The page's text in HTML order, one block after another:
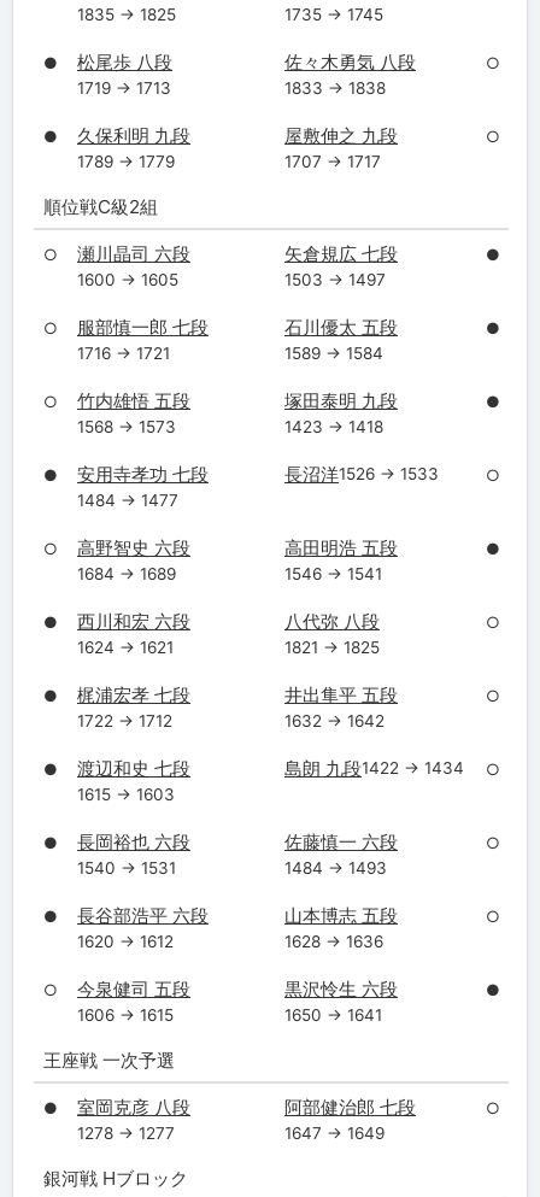
1835 → 1825 1735 → 1745
● 松尾歩 八段
1719 → 1713
佐々木勇気 八段
1833 → 1838
○
● 久保利明 九段
1789 → 1779
屋敷伸之 九段
1707 → 1717
○
順位戦C級2組
○ 瀬川晶司 六段
1600 → 1605
矢倉規広 七段
1503 → 1497
●
○ 服部慎一郎 七段
1716 → 1721
石川優太 五段
1589 → 1584
●
○ 竹内雄悟 五段
1568 → 1573
塚田泰明 九段
1423 → 1418
●
● 安用寺孝功 七段
1484 → 1477
長沼洋1526 → 1533 ○
○ 高野智史 六段
1684 → 1689
高田明浩 五段
1546 → 1541
●
● 西川和宏 六段
1624 → 1621
八代弥 八段
1821 → 1825
○
● 梶浦宏孝 七段
1722 → 1712
井出隼平 五段
1632 → 1642
○
● 渡辺和史 七段
1615 → 1603
島朗 九段1422 → 1434 ○
● 長岡裕也 六段
1540 → 1531
佐藤慎一 六段
1484 → 1493
○
● 長谷部浩平 六段
1620 → 1612
山本博志 五段
1628 → 1636
○
○ 今泉健司 五段
1606 → 1615
黒沢怜生 六段
1650 → 1641
●
王座戦 一次予選
● 室岡克彦 八段
1278 → 1277
阿部健治郎 七段
1647 → 1649
○
銀河戦 Hブロック